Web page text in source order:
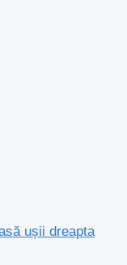
ușii dreapta